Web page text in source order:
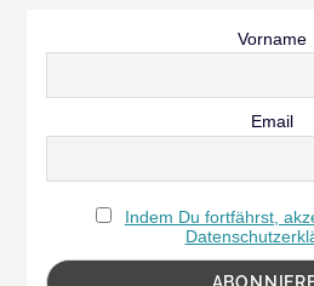
Vorname
Email
Indem Du fortfährst,